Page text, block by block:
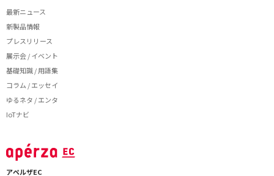
最新ニュース
新製品情報
プレスリリース
展示会 / イベント
基礎知識 / 用語集
コラム / エッセイ
ゆるネタ / エンタ
IoTナビ
アペルザEC